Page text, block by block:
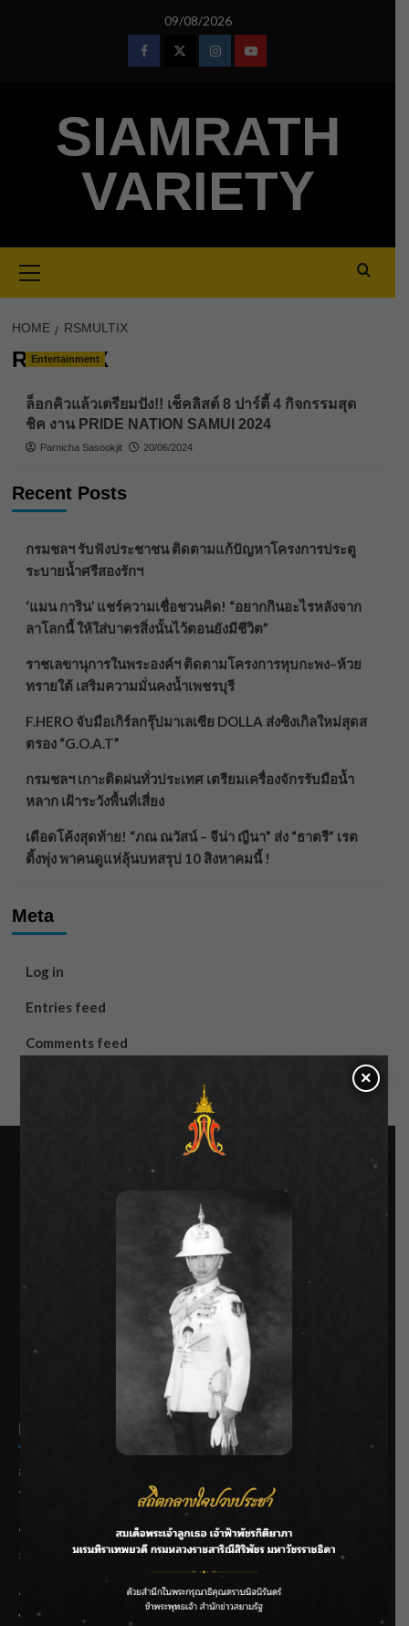
09/08/2026
FacebookTwitterInstagramYoutube
SIAMRATH
VARIETY
Menu
HOME RSMULTIX
RSMultiX
Entertainment
ล็อกคิวแล้วเตรียมปัง!! เช็คลิสต์ 8 ปาร์ตี้ 4 กิจกรรมสุด
ชิค งาน PRIDE NATION SAMUI 2024
Parnicha Sasookjit 20/06/2024
Recent Posts
กรมชลฯ รับฟังประชาชน ติดตามแก้ปัญหาโครงการประตู
ระบายน้ำศรีสองรักฯ
‘แมน การิน’ แชร์ความเชื่อชวนคิด! “อยากกินอะไรหลังจาก
ลาโลกนี้ ให้ใส่บาตรสิ่งนั้นไว้ตอนยังมีชีวิต”
ราชเลขานุการในพระองค์ฯ ติดตามโครงการหุบกะพง–ห้วย
ทรายใต้ เสริมความมั่นคงน้ำเพชรบุรี
F.HERO จับมือเกิร์ลกรุ๊ปมาเลเซีย DOLLA ส่งซิงเกิลใหม่สุดส
ตรอง “G.O.A.T”
กรมชลฯ เกาะติดฝนทั่วประเทศ เตรียมเครื่องจักรรับมือน้ำ
หลาก เฝ้าระวังพื้นที่เสี่ยง
เดือดโค้งสุดท้าย! “ภณ ณวัสน์ – จีน่า ญีนา” ส่ง “ธาตรี” เรต
ติ้งพุ่ง พาคนดูแห่ลุ้นบทสรุป 10 สิงหาคมนี้ !
Meta
Log in
Entries feed
Comments feed
SIAMRATH VARIETY
THE BEST ENTERTAINMENT
Recent Posts
กรมชลฯ รับฟังประชาชน ติดตามแก้ปัญหาโครงการประตู
ระบายน้ำศรีสองรักฯ
‘แมน การิน’ แชร์ความเชื่อชวนคิด! “อยากกินอะไรหลังจาก
ลาโลกนี้ ให้ใส่บาตรสิ่งนั้นไว้ตอนยังมีชีวิต”
ราชเลขานุการในพระองค์ฯ ติดตามโครงการหุบกะพง–ห้วย
ทรายใต้ เสริมความมั่นคงน้ำเพชรบุรี
×